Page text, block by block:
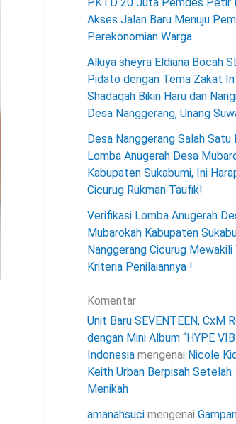
Akses Jalan Baru Menuju
Perekonomian Warga
Alkiya sheyra Eldiana Bocah
Pidato dengan Tema Zakat
Shadaqah Bikin Haru dan
Desa Nanggerang, Unang
Desa Nanggerang Salah Satu
Lomba Anugerah Desa
Kabupaten Sukabumi, Ini
Cicurug Rukman Taufik!
Verifikasi Lomba Anugerah
Mubarokah Kabupaten
Nanggerang Cicurug Mewakili
Kriteria Penilaiannya !
Komentar
Unit Baru SEVENTEEN, CxM
dengan Mini Album “HYPE
Indonesia mengenai Nicole
Keith Urban Berpisah Setelah
Menikah
amanahsuci mengenai